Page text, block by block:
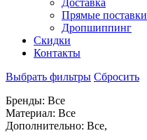
Доставка
Прямые поставки
Дропшиппинг
Скидки
Контакты
Выбрать фильтры Сбросить
Бренды: Все
Материал: Все
Дополнительно: Все,